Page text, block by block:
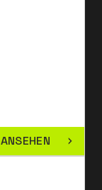
ANSEHEN